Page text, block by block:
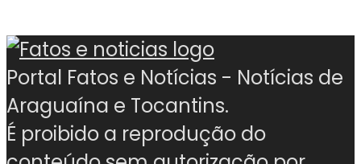
Portal Fatos e Notícias - Notícias de
Araguaína e Tocantins.
É proibido a reprodução do